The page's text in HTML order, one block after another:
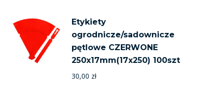
Etykiety
ogrodnicze/sadownicze
pętlowe CZERWONE
250x17mm(17x250) 100szt
30,00 zł